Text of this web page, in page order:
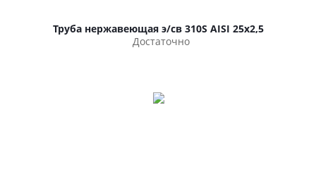
Труба нержавеющая э/св 310S AISI 25х2,5
Достаточно